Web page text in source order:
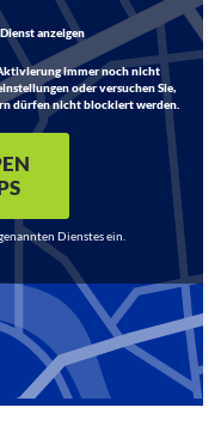
anzeigen
immer noch nicht
oder versuchen Sie,
dürfen nicht blockiert werden.
Dienstes ein.